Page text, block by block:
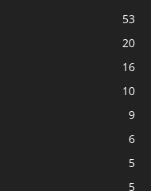
53
20
16
10
9
6
5
5